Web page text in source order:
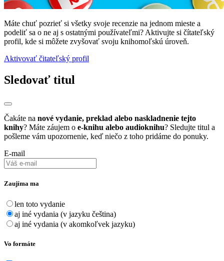
Máte chuť pozrieť si všetky svoje recenzie na jednom mieste a
podeliť sa o ne aj s ostatnými používateľmi? Aktivujte si čítateľský
profil, kde si môžete zvyšovať svoju knihomoľskú úroveň.
Aktivovať čitateľský profil
Sledovať titul
Čakáte na nové vydanie, preklad alebo naskladnenie tejto
knihy? Máte záujem o e-knihu alebo audioknihu? Sledujte titul a
pošleme vám upozornenie, keď niečo z toho pridáme do ponuky.
E-mail
Zaujíma ma
len toto vydanie
aj iné vydania (v jazyku čeština)
aj iné vydania (v akomkoľvek jazyku)
Vo formáte